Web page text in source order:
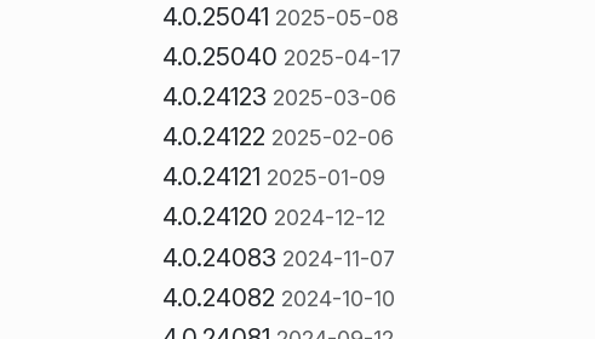
4.0.25041 2025-05-08
4.0.25040 2025-04-17
4.0.24123 2025-03-06
4.0.24122 2025-02-06
4.0.24121 2025-01-09
4.0.24120 2024-12-12
4.0.24083 2024-11-07
4.0.24082 2024-10-10